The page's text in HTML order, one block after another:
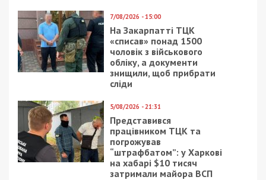
7/08/2026 - 15:00
На Закарпатті ТЦК
«списав» понад 1500
чоловік з військового
обліку, а документи
знищили, щоб прибрати
сліди
5/08/2026 - 21:31
Представився
працівником ТЦК та
погрожував
“штрафбатом”: у Харкові
на хабарі $10 тисяч
затримали майора ВСП